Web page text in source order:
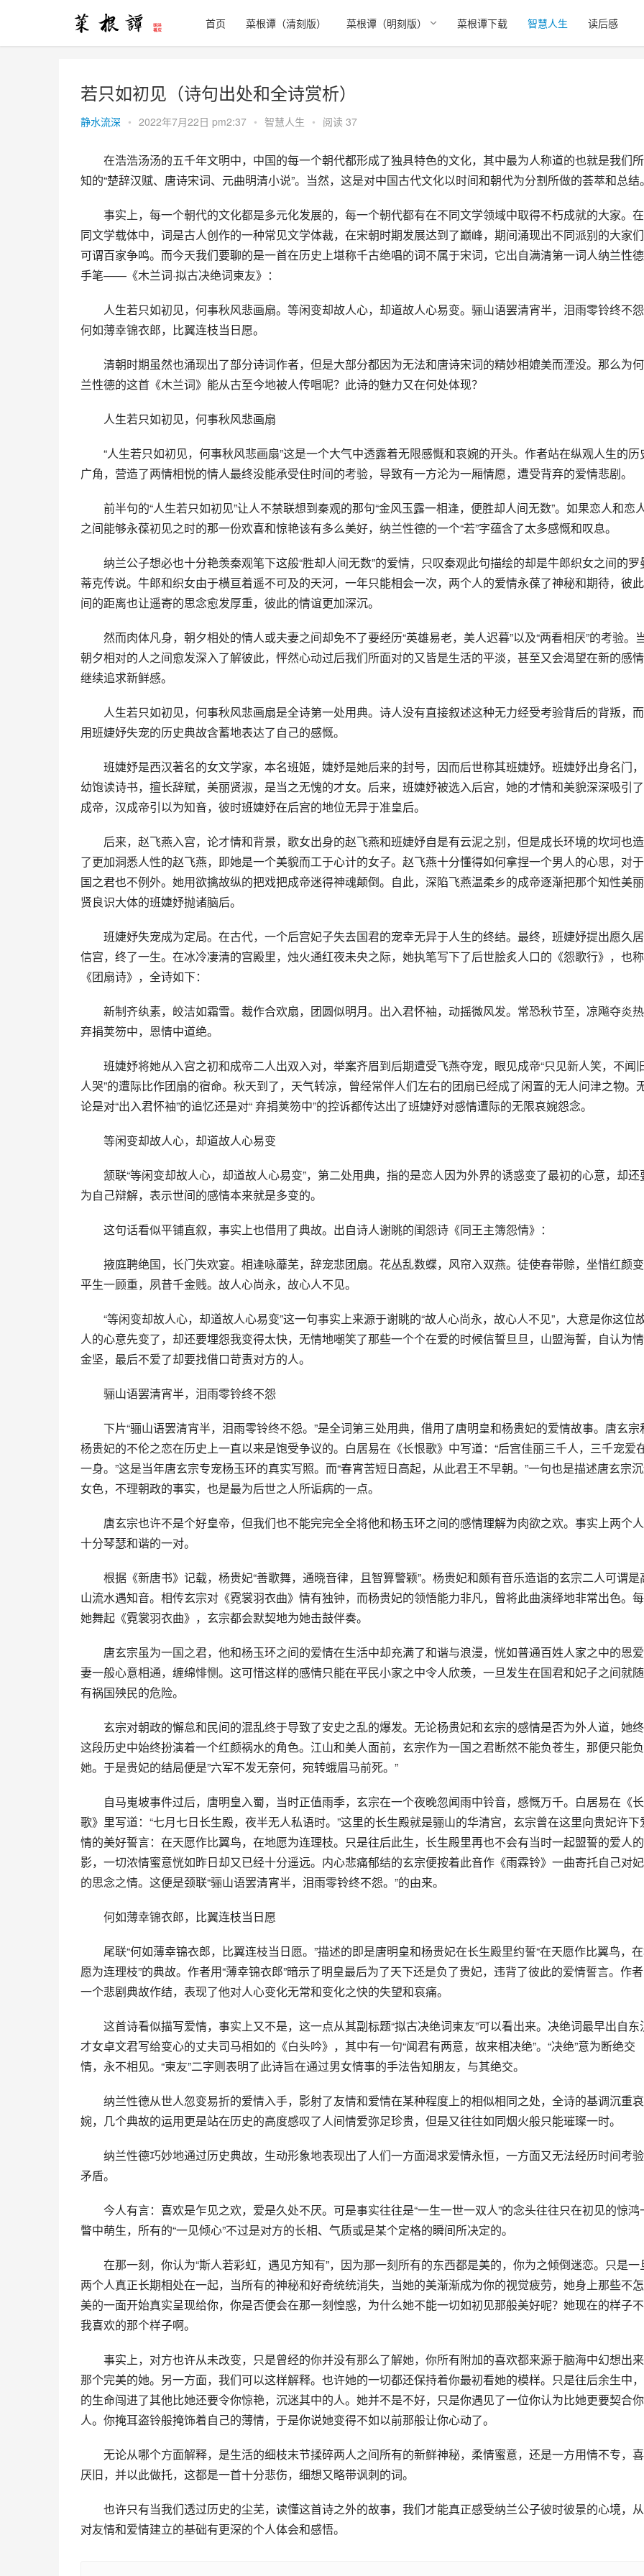
首页 菜根谭（清刻版） 菜根谭（明刻版） 菜根谭下载 智慧人生 读后感
若只如初见（诗句出处和全诗赏析）
静水流深 • 2022年7月22日 pm2:37 • 智慧人生 • 阅读 37
在浩浩汤汤的五千年文明中，中国的每一个朝代都形成了独具特色的文化，其中最为人称道的也就是我们
知的“楚辞汉赋、唐诗宋词、元曲明清小说”。当然，这是对中国古代文化以时间和朝代为分割所做的荟萃和总结。
事实上，每一个朝代的文化都是多元化发展的，每一个朝代都有在不同文学领域中取得不朽成就的大家。
同文学载体中，词是古人创作的一种常见文学体裁，在宋朝时期发展达到了巅峰，期间涌现出不同派别的大家们
可谓百家争鸣。而今天我们要聊的是一首在历史上堪称千古绝唱的词不属于宋词，它出自满清第一词人纳兰性
手笔——《木兰词·拟古决绝词柬友》：
人生若只如初见，何事秋风悲画扇。等闲变却故人心，却道故人心易变。骊山语罢清宵半，泪雨零铃终不怨
何如薄幸锦衣郎，比翼连枝当日愿。
清朝时期虽然也涌现出了部分诗词作者，但是大部分都因为无法和唐诗宋词的精妙相媲美而湮没。那么为
兰性德的这首《木兰词》能从古至今地被人传唱呢？此诗的魅力又在何处体现？
人生若只如初见，何事秋风悲画扇
“人生若只如初见，何事秋风悲画扇”这是一个大气中透露着无限感慨和哀婉的开头。作者站在纵观人生的历
广角，营造了两情相悦的情人最终没能承受住时间的考验，导致有一方沦为一厢情愿，遭受背弃的爱情悲剧。
前半句的“人生若只如初见”让人不禁联想到秦观的那句“金风玉露一相逢，便胜却人间无数”。如果恋人和恋
之间能够永葆初见之时的那一份欢喜和惊艳该有多么美好，纳兰性德的一个“若”字蕴含了太多感慨和叹息。
纳兰公子想必也十分艳羡秦观笔下这般“胜却人间无数”的爱情，只叹秦观此句描绘的却是牛郎织女之间的罗
蒂克传说。牛郎和织女由于横亘着遥不可及的天河，一年只能相会一次，两个人的爱情永葆了神秘和期待，彼
间的距离也让遥寄的思念愈发厚重，彼此的情谊更加深沉。
然而肉体凡身，朝夕相处的情人或夫妻之间却免不了要经历“英雄易老，美人迟暮”以及“两看相厌”的考验。
朝夕相对的人之间愈发深入了解彼此，怦然心动过后我们所面对的又皆是生活的平淡，甚至又会渴望在新的感
继续追求新鲜感。
人生若只如初见，何事秋风悲画扇是全诗第一处用典。诗人没有直接叙述这种无力经受考验背后的背叛，
用班婕妤失宠的历史典故含蓄地表达了自己的感慨。
班婕妤是西汉著名的女文学家，本名班姬，婕妤是她后来的封号，因而后世称其班婕妤。班婕妤出身名门
幼饱读诗书，擅长辞赋，美丽贤淑，是当之无愧的才女。后来，班婕妤被选入后宫，她的才情和美貌深深吸引
成帝，汉成帝引以为知音，彼时班婕妤在后宫的地位无异于准皇后。
后来，赵飞燕入宫，论才情和背景，歌女出身的赵飞燕和班婕妤自是有云泥之别，但是成长环境的坎坷也
了更加洞悉人性的赵飞燕，即她是一个美貌而工于心计的女子。赵飞燕十分懂得如何拿捏一个男人的心思，对
国之君也不例外。她用欲擒故纵的把戏把成帝迷得神魂颠倒。自此，深陷飞燕温柔乡的成帝逐渐把那个知性美丽
贤良识大体的班婕妤抛诸脑后。
班婕妤失宠成为定局。在古代，一个后宫妃子失去国君的宠幸无异于人生的终结。最终，班婕妤提出愿久
信宫，终了一生。在冰冷凄清的宫殿里，烛火通红夜未央之际，她执笔写下了后世脍炙人口的《怨歌行》，也称
《团扇诗》，全诗如下：
新制齐纨素，皎洁如霜雪。裁作合欢扇，团圆似明月。出入君怀袖，动摇微风发。常恐秋节至，凉飚夺炎热
弃捐荚笏中，恩情中道绝。
班婕妤将她从入宫之初和成帝二人出双入对，举案齐眉到后期遭受飞燕夺宠，眼见成帝“只见新人笑，不闻
人哭”的遭际比作团扇的宿命。秋天到了，天气转凉，曾经常伴人们左右的团扇已经成了闲置的无人问津之物。
论是对“出入君怀袖”的追忆还是对“ 弃捐荚笏中”的控诉都传达出了班婕妤对感情遭际的无限哀婉怨念。
等闲变却故人心，却道故人心易变
颔联“等闲变却故人心，却道故人心易变”，第二处用典，指的是恋人因为外界的诱惑变了最初的心意，却还
为自己辩解，表示世间的感情本来就是多变的。
这句话看似平铺直叙，事实上也借用了典故。出自诗人谢眺的闺怨诗《同王主簿怨情》：
掖庭聘绝国，长门失欢宴。相逢咏蘼芜，辞宠悲团扇。花丛乱数蝶，风帘入双燕。徒使春带赊，坐惜红颜变
平生一顾重，夙昔千金贱。故人心尚永，故心人不见。
“等闲变却故人心，却道故人心易变”这一句事实上来源于谢眺的“故人心尚永，故心人不见”，大意是你这位
人的心意先变了，却还要埋怨我变得太快，无情地嘲笑了那些一个个在爱的时候信誓旦旦，山盟海誓，自认为
金坚，最后不爱了却要找借口苛责对方的人。
骊山语罢清宵半，泪雨零铃终不怨
下片“骊山语罢清宵半，泪雨零铃终不怨。”是全词第三处用典，借用了唐明皇和杨贵妃的爱情故事。唐玄宗
杨贵妃的不伦之恋在历史上一直以来是饱受争议的。白居易在《长恨歌》中写道：“后宫佳丽三千人，三千宠爱
一身。”这是当年唐玄宗专宠杨玉环的真实写照。而“春宵苦短日高起，从此君王不早朝。”一句也是描述唐玄宗
女色，不理朝政的事实，也是最为后世之人所诟病的一点。
唐玄宗也许不是个好皇帝，但我们也不能完完全全将他和杨玉环之间的感情理解为肉欲之欢。事实上两个
十分琴瑟和谐的一对。
根据《新唐书》记载，杨贵妃“善歌舞，通晓音律，且智算警颖”。杨贵妃和颇有音乐造诣的玄宗二人可谓是
山流水遇知音。相传玄宗对《霓裳羽衣曲》情有独钟，而杨贵妃的领悟能力非凡，曾将此曲演绎地非常出色。
她舞起《霓裳羽衣曲》，玄宗都会默契地为她击鼓伴奏。
唐玄宗虽为一国之君，他和杨玉环之间的爱情在生活中却充满了和谐与浪漫，恍如普通百姓人家之中的恩
妻一般心意相通，缠绵悱恻。这可惜这样的感情只能在平民小家之中令人欣羡，一旦发生在国君和妃子之间就
有祸国殃民的危险。
玄宗对朝政的懈怠和民间的混乱终于导致了安史之乱的爆发。无论杨贵妃和玄宗的感情是否为外人道，她
这段历史中始终扮演着一个红颜祸水的角色。江山和美人面前，玄宗作为一国之君断然不能负苍生，那便只能
她。于是贵妃的结局便是”六军不发无奈何，宛转蛾眉马前死。”
自马嵬坡事件过后，唐明皇入蜀，当时正值雨季，玄宗在一个夜晚忽闻雨中铃音，感慨万千。白居易在《
歌》里写道：“七月七日长生殿，夜半无人私语时。”这里的长生殿就是骊山的华清宫，玄宗曾在这里向贵妃许下
情的美好誓言：在天愿作比翼鸟，在地愿为连理枝。只是往后此生，长生殿里再也不会有当时一起盟誓的爱人
影，一切浓情蜜意恍如昨日却又已经十分遥远。内心悲痛郁结的玄宗便按着此音作《雨霖铃》一曲寄托自己对
的思念之情。这便是颈联“骊山语罢清宵半，泪雨零铃终不怨。”的由来。
何如薄幸锦衣郎，比翼连枝当日愿
尾联“何如薄幸锦衣郎，比翼连枝当日愿。”描述的即是唐明皇和杨贵妃在长生殿里约誓“在天愿作比翼鸟，
愿为连理枝”的典故。作者用“薄幸锦衣郎”暗示了明皇最后为了天下还是负了贵妃，违背了彼此的爱情誓言。作
一个悲剧典故作结，表现了他对人心变化无常和变化之快的失望和哀痛。
这首诗看似描写爱情，事实上又不是，这一点从其副标题“拟古决绝词柬友”可以看出来。决绝词最早出自东
才女卓文君写给变心的丈夫司马相如的《白头吟》，其中有一句“闻君有两意，故来相决绝”。“决绝”意为断绝交
情，永不相见。“柬友”二字则表明了此诗旨在通过男女情事的手法告知朋友，与其绝交。
纳兰性德从世人忽变易折的爱情入手，影射了友情和爱情在某种程度上的相似相同之处，全诗的基调沉重哀
婉，几个典故的运用更是站在历史的高度感叹了人间情爱弥足珍贵，但是又往往如同烟火般只能璀璨一时。
纳兰性德巧妙地通过历史典故，生动形象地表现出了人们一方面渴求爱情永恒，一方面又无法经历时间考
矛盾。
今人有言：喜欢是乍见之欢，爱是久处不厌。可是事实往往是“一生一世一双人”的念头往往只在初见的惊鸿
瞥中萌生，所有的“一见倾心”不过是对方的长相、气质或是某个定格的瞬间所决定的。
在那一刻，你认为“斯人若彩虹，遇见方知有”，因为那一刻所有的东西都是美的，你为之倾倒迷恋。只是一
两个人真正长期相处在一起，当所有的神秘和好奇统统消失，当她的美渐渐成为你的视觉疲劳，她身上那些不
美的一面开始真实呈现给你，你是否便会在那一刻惶惑，为什么她不能一切如初见那般美好呢？她现在的样子
我喜欢的那个样子啊。
事实上，对方也许从未改变，只是曾经的你并没有那么了解她，你所有附加的喜欢都来源于脑海中幻想出
那个完美的她。另一方面，我们可以这样解释。也许她的一切都还保持着你最初看她的模样。只是往后余生中
的生命闯进了其他比她还要令你惊艳，沉迷其中的人。她并不是不好，只是你遇见了一位你认为比她更要契合
人。你掩耳盗铃般掩饰着自己的薄情，于是你说她变得不如以前那般让你心动了。
无论从哪个方面解释，是生活的细枝末节揉碎两人之间所有的新鲜神秘，柔情蜜意，还是一方用情不专，
厌旧，并以此做托，这都是一首十分悲伤，细想又略带讽刺的词。
也许只有当我们透过历史的尘芜，读懂这首诗之外的故事，我们才能真正感受纳兰公子彼时彼景的心境，
对友情和爱情建立的基础有更深的个人体会和感悟。